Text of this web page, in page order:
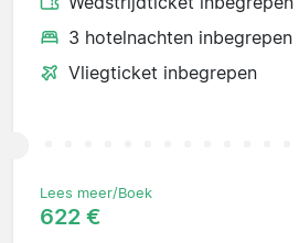
3 hotelnachten inbegrepen
Vliegticket inbegrepen
Lees meer/Boek
622 €